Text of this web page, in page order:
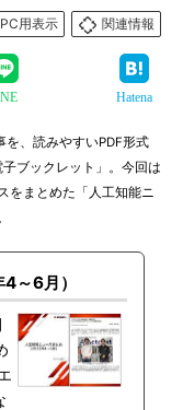
PC用表示
関連情報
Hatena
を、読みやすいPDF形式
ブックレット」。今回は
をまとめた「人工知能ニ
～6月）